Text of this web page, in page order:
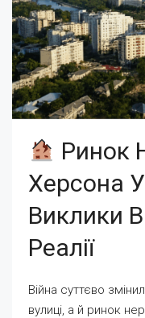
Ринок
Херсона
Виклики
Реалії
Війна суттєво
вулиці, а й ринок